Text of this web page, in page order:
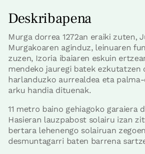
Deskribapena
Murga dorrea 1272an eraiki zuten,
Murgakoaren aginduz, leinuaren
zuzen, Izoria ibaiaren eskuin
mendeko jauregi batek ezkutatzen
harlanduzko aurrealdea eta
arku handia dituenak.
11 metro baino gehiagoko garaiera
Hasieran lauzpabost solairu izan
bertara lehenengo solairuan
desmuntagarri baten barrena